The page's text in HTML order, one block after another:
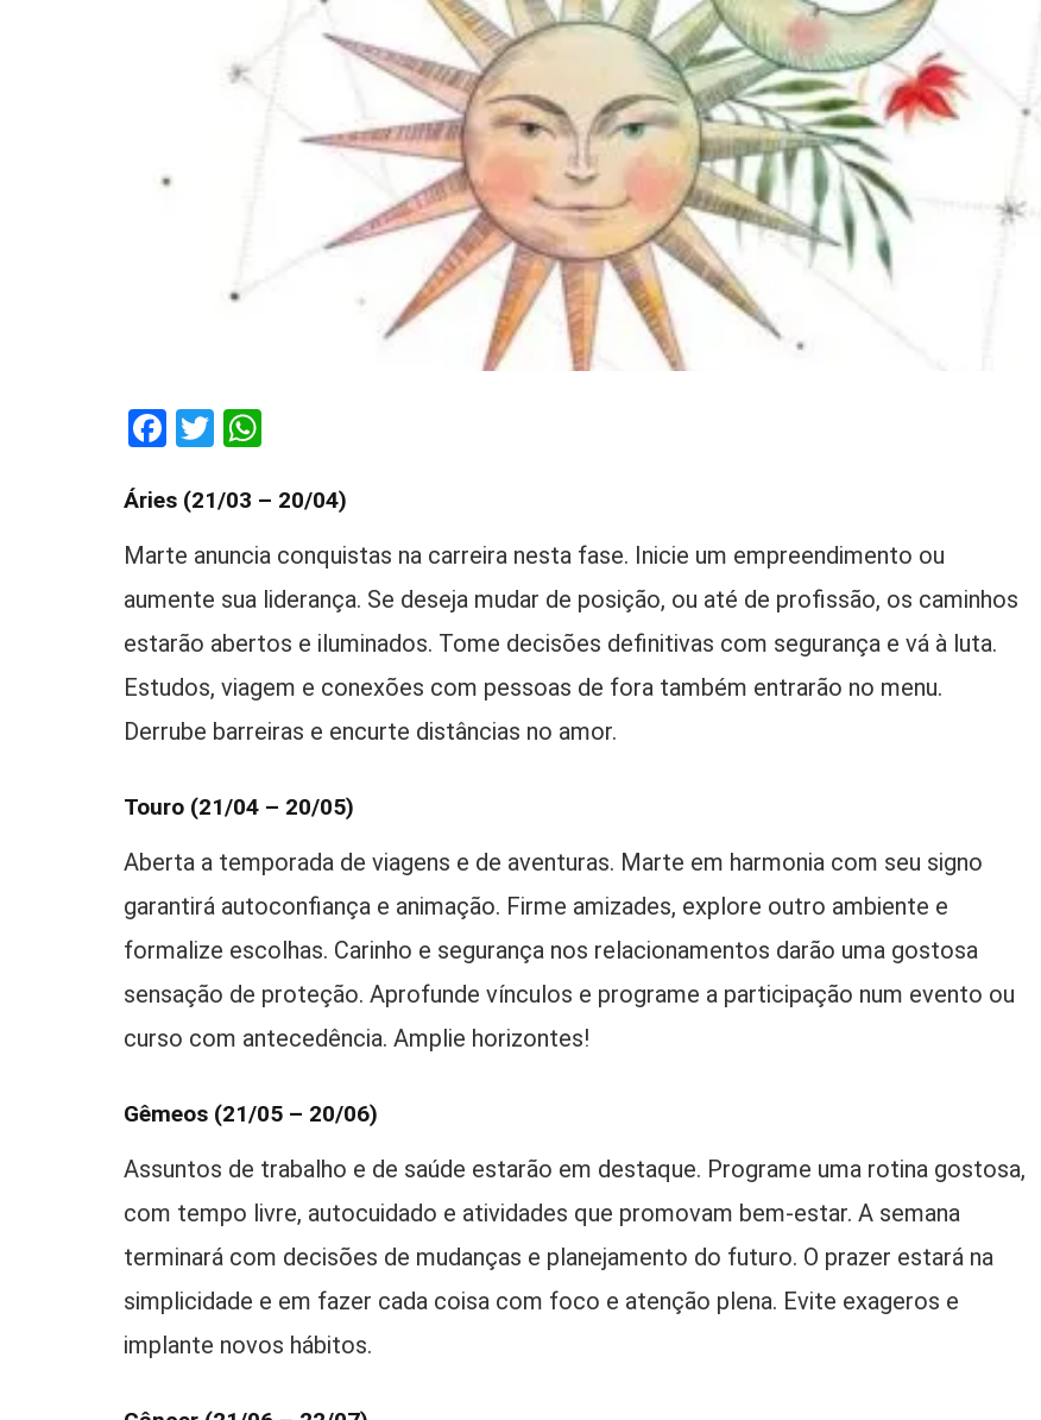
Facebook
Twitter
Áries (21/03 – 20/04)
Marte anuncia conquistas na carreira nesta fase. Inicie um empreendimento ou
aumente sua liderança. Se deseja mudar de posição, ou até de profissão, os caminhos
estarão abertos e iluminados. Tome decisões definitivas com segurança e vá à luta.
Estudos, viagem e conexões com pessoas de fora também entrarão no menu.
Derrube barreiras e encurte distâncias no amor.
Touro (21/04 – 20/05)
Aberta a temporada de viagens e de aventuras. Marte em harmonia com seu signo
garantirá autoconfiança e animação. Firme amizades, explore outro ambiente e
formalize escolhas. Carinho e segurança nos relacionamentos darão uma gostosa
sensação de proteção. Aprofunde vínculos e programe a participação num evento ou
curso com antecedência. Amplie horizontes!
Gêmeos (21/05 – 20/06)
Assuntos de trabalho e de saúde estarão em destaque. Programe uma rotina gostosa,
com tempo livre, autocuidado e atividades que promovam bem-estar. A semana
terminará com decisões de mudanças e planejamento do futuro. O prazer estará na
simplicidade e em fazer cada coisa com foco e atenção plena. Evite exageros e
implante novos hábitos.